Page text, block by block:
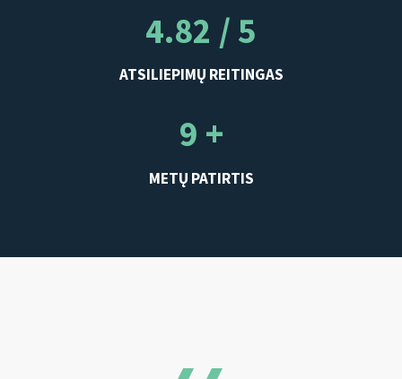
4.82 / 5
ATSILIEPIMŲ REITINGAS
9 +
METŲ PATIRTIS